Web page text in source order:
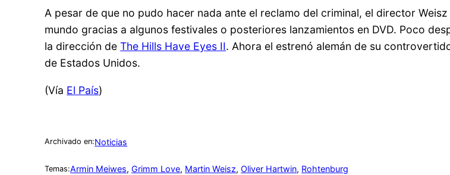
A pesar de que no pudo hacer nada ante el reclamo del criminal, el director
mundo gracias a algunos festivales o posteriores lanzamientos en DVD. Poco
la dirección deThe Hills Have Eyes II. Ahora el estrenó alemán de su
de Estados Unidos.
(Vía El País)
Archivado en:Noticias
Temas:Armin Meiwes, Grimm Love, Martin Weisz, Oliver Hartwin, Rohtenburg